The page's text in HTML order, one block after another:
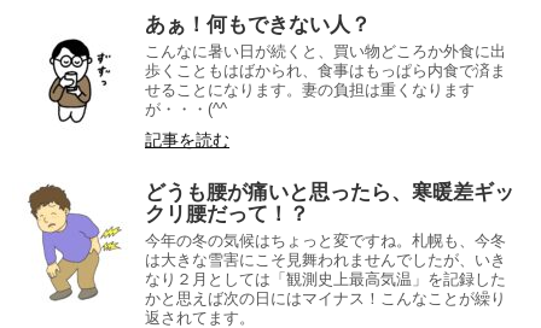
あぁ！何もできない人？
こんなに暑い日が続くと、買い物どころか外食に出
歩くこともはばかられ、食事はもっぱら内食で済ま
せることになります。妻の負担は重くなります
が・・・(^^ゞ
記事を読む
どうも腰が痛いと思ったら、寒暖差ギッ
クリ腰だって！？
今年の冬の気候はちょっと変ですね。札幌も、今冬
は大きな雪害にこそ見舞われませんでしたが、いき
なり２月としては「観測史上最高気温」を記録した
かと思えば次の日にはマイナス！こんなことが繰り
返されてます。